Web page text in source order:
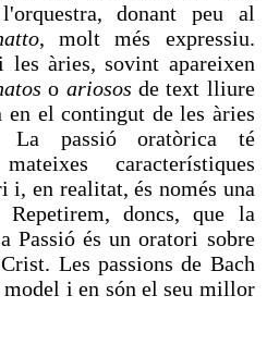
donant peu al
, molt més expressiu.
àries, sovint apareixen
o ariosos de text lliure
en el contingut de les àries
La passió oratòrica té
característiques
i, en realitat, és només una
doncs, que la
és un oratori sobre
Les passions de Bach
model i en són el seu millor